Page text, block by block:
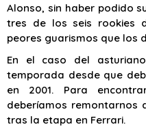
Alonso, sin haber podido
tres de los seis rookies
peores guarismos que los
En el caso del
temporada desde que
en 2001. Para
deberíamos remontarnos
tras la etapa en Ferrari.